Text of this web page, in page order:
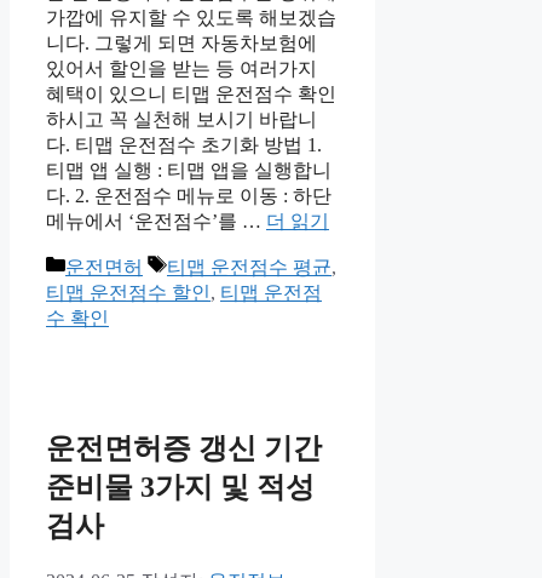
가깝에 유지할 수 있도록 해보겠습
니다. 그렇게 되면 자동차보험에
있어서 할인을 받는 등 여러가지
혜택이 있으니 티맵 운전점수 확인
하시고 꼭 실천해 보시기 바랍니
다. 티맵 운전점수 초기화 방법 1.
티맵 앱 실행 : 티맵 앱을 실행합니
다. 2. 운전점수 메뉴로 이동 : 하단
메뉴에서 ‘운전점수’를 … 더 읽기
카
테
고
운전면허
태
그
티맵 운전점수 평균,
티맵 운전점수 할인, 티맵 운전점
수 확인
운전면허증 갱신 기간
준비물 3가지 및 적성
검사